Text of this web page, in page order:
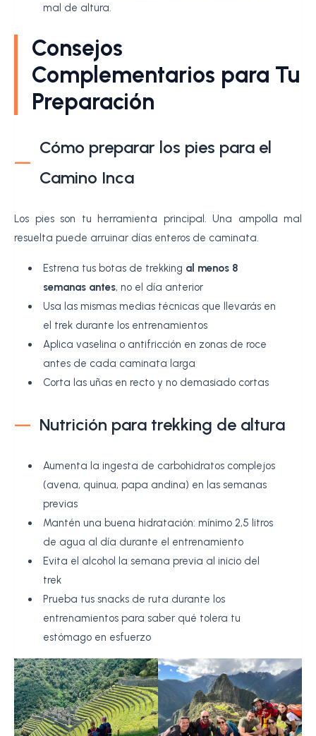
mal de altura.
Consejos
Complementarios para Tu
Preparación
Cómo preparar los pies para el
Camino Inca
Los pies son tu herramienta principal. Una ampolla mal
resuelta puede arruinar días enteros de caminata.
Estrena tus botas de trekking al menos 8
semanas antes, no el día anterior
Usa las mismas medias técnicas que llevarás en
el trek durante los entrenamientos
Aplica vaselina o antifricción en zonas de roce
antes de cada caminata larga
Corta las uñas en recto y no demasiado cortas
Nutrición para trekking de altura
Aumenta la ingesta de carbohidratos complejos
(avena, quinua, papa andina) en las semanas
previas
Mantén una buena hidratación: mínimo 2,5 litros
de agua al día durante el entrenamiento
Evita el alcohol la semana previa al inicio del
trek
Prueba tus snacks de ruta durante los
entrenamientos para saber qué tolera tu
estómago en esfuerzo